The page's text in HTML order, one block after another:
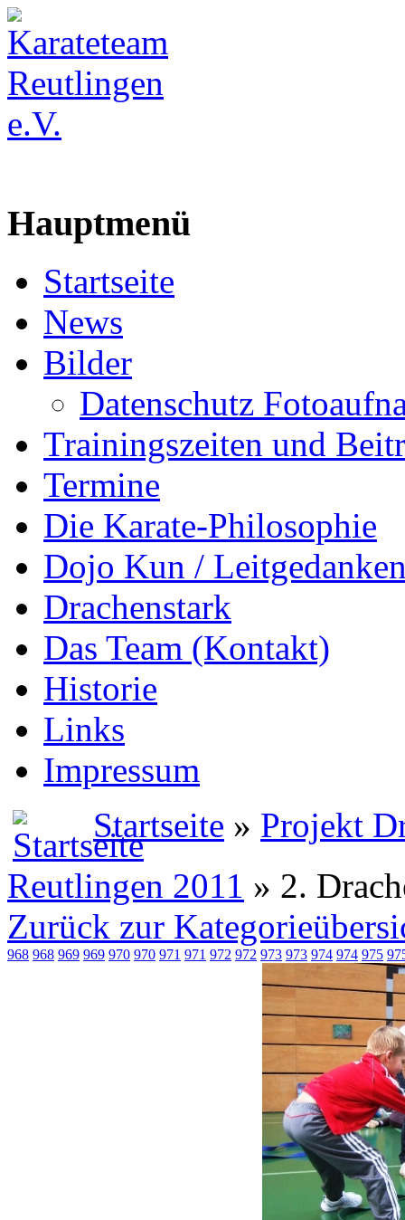
Hauptmenü
Startseite
News
Bilder
Datenschutz
Trainingszeiten und
Termine
Die Karate-Philosophie
Dojo Kun /
Drachenstark
Das Team (Kontakt)
Historie
Links
Impressum
Startseite » Projekt
Reutlingen 2011 » 2.
Zurück zur
968 968 969 969 970 970 971 971 972 972 973 973 974 974 975